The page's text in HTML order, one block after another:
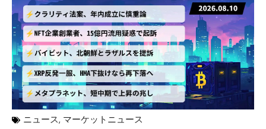
ニュース, マーケットニュース